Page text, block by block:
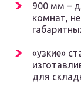
900 мм –
комнат,
«узкие»
для